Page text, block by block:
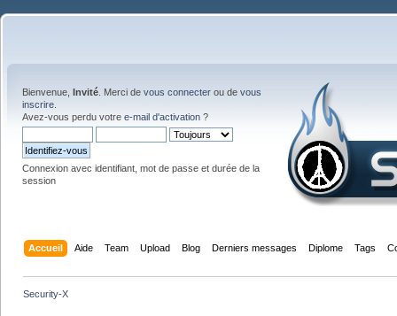
Bienvenue, Invité . Merci de vous connecter ou de vous
inscrire
Avez-vous perdu votre e-mail d'activation ?
Connexion avec identifiant, mot de passe et durée de la
session
Accueil Aide Team Upload Blog Derniers messages Diplome Tags
Security-X